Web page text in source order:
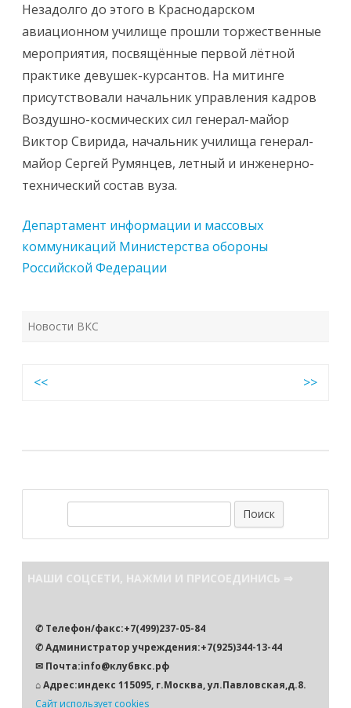
Незадолго до этого в Краснодарском
авиационном училище прошли торжественные
мероприятия, посвящённые первой лётной
практике девушек-курсантов. На митинге
присутствовали начальник управления кадров
Воздушно-космических сил генерал-майор
Виктор Свирида, начальник училища генерал-
майор Сергей Румянцев, летный и инженерно-
технический состав вуза.
Департамент информации и массовых
коммуникаций Министерства обороны
Российской Федерации
Новости ВКС
Навигация
<< >>
НАШИ СОЦСЕТИ, НАЖМИ И ПРИСОЕДИНИСЬ ⇒
✆ Телефон/факс:+7(499)237-05-84
✆ Администратор учреждения:+7(925)344-13-44
✉ Почта:info@клубвкс.рф
⌂ Адрес:индекс 115095, г.Москва, ул.Павловская,д.8.
Сайт использует cookies